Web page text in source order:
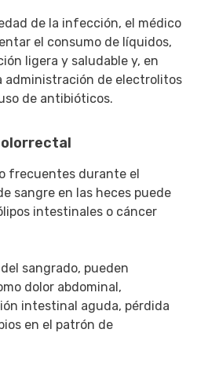
de la infección, el médico
el consumo de líquidos,
ligera y saludable y, en
administración de electrolitos
de antibióticos.
frecuentes durante el
sangre en las heces puede
intestinales o cáncer
sangrado, pueden
dolor abdominal,
intestinal aguda, pérdida
en el patrón de